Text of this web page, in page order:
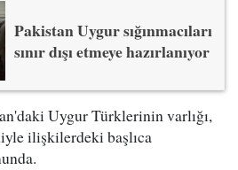
Pakistan Uygur sığınmacıları
sınır dışı etmeye hazırlanıyor
Uygur Türklerinin varlığı,
ilişkilerdeki başlıca